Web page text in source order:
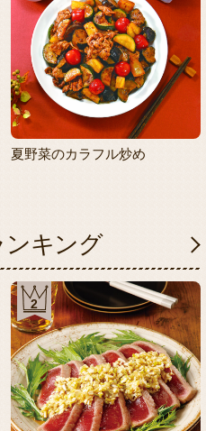
夏野菜のカラフル炒め
ンキング
2